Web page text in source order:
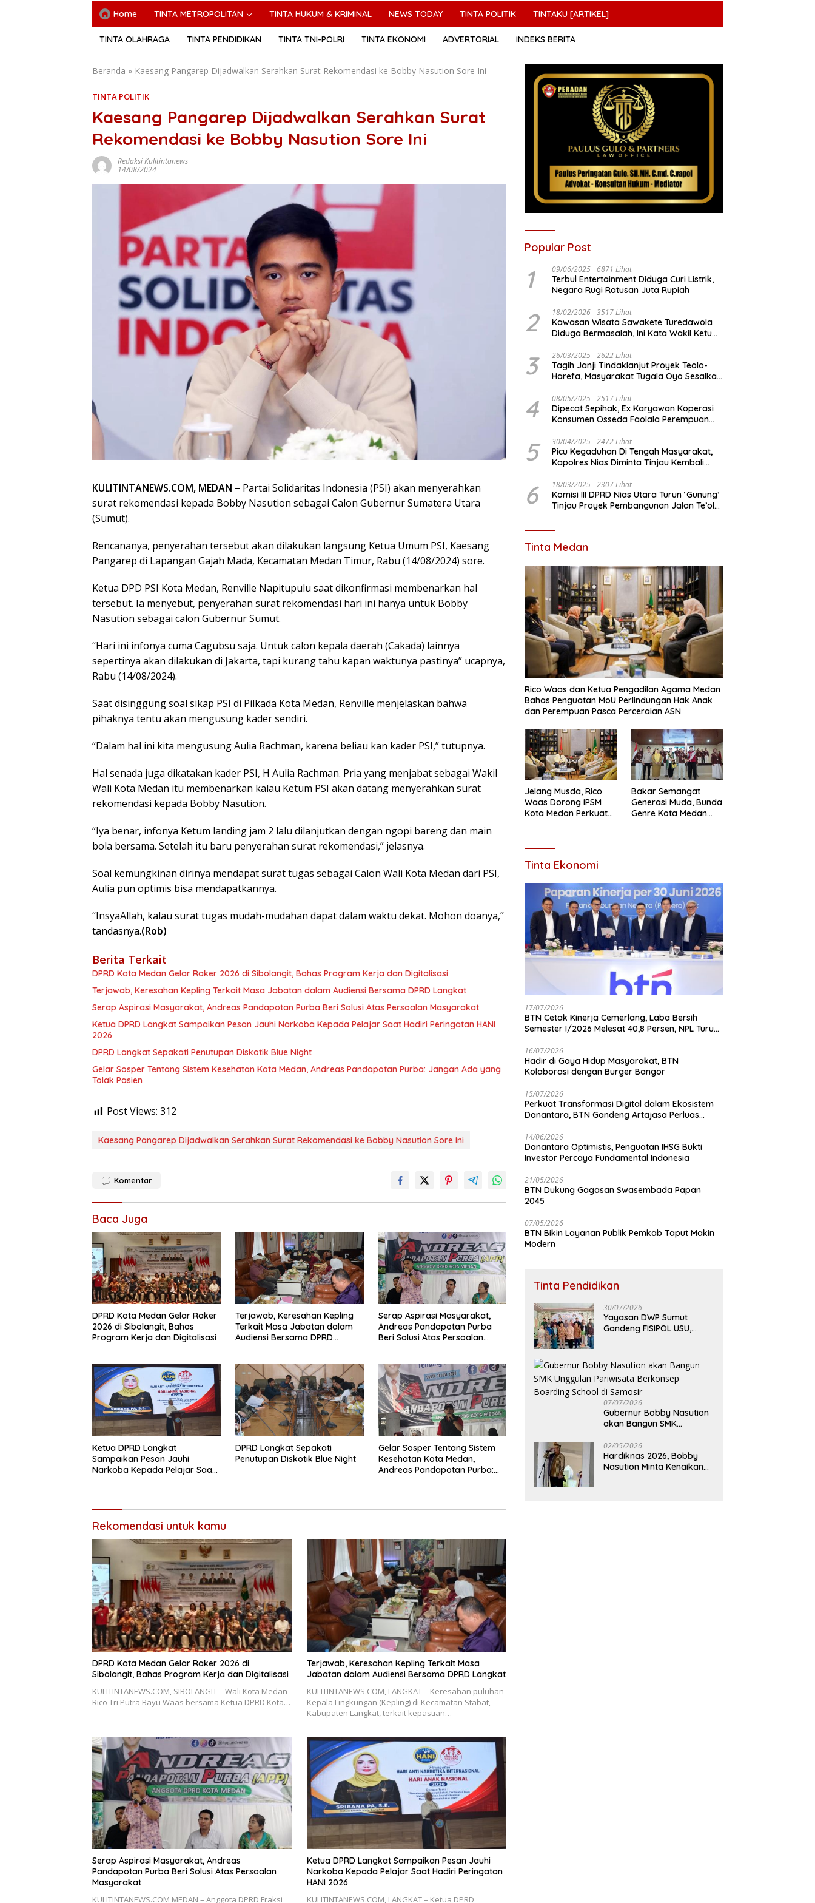
Home TINTA METROPOLITAN TINTA HUKUM & KRIMINAL NEWS TODAY TINTA POLITIK TINTAKU [ARTIKEL]
TINTA OLAHRAGA TINTA PENDIDIKAN TINTA TNI-POLRI TINTA EKONOMI ADVERTORIAL INDEKS BERITA
Beranda » Kaesang Pangarep Dijadwalkan Serahkan Surat Rekomendasi ke Bobby Nasution Sore Ini
TINTA POLITIK
Kaesang Pangarep Dijadwalkan Serahkan Surat
Rekomendasi ke Bobby Nasution Sore Ini
Redaksi Kulitintanews
14/08/2024
KULITINTANEWS.COM, MEDAN – Partai Solidaritas Indonesia (PSI) akan menyerahkan
surat rekomendasi kepada Bobby Nasution sebagai Calon Gubernur Sumatera Utara
(Sumut).
Rencananya, penyerahan tersebut akan dilakukan langsung Ketua Umum PSI, Kaesang
Pangarep di Lapangan Gajah Mada, Kecamatan Medan Timur, Rabu (14/08/2024) sore.
Ketua DPD PSI Kota Medan, Renville Napitupulu saat dikonfirmasi membenarkan hal
tersebut. Ia menyebut, penyerahan surat rekomendasi hari ini hanya untuk Bobby
Nasution sebagai calon Gubernur Sumut.
“Hari ini infonya cuma Cagubsu saja. Untuk calon kepala daerah (Cakada) lainnya
sepertinya akan dilakukan di Jakarta, tapi kurang tahu kapan waktunya pastinya” ucapnya,
Rabu (14/08/2024).
Saat disinggung soal sikap PSI di Pilkada Kota Medan, Renville menjelaskan bahwa
pihaknya tentu akan mengusung kader sendiri.
“Dalam hal ini kita mengusung Aulia Rachman, karena beliau kan kader PSI,” tutupnya.
Hal senada juga dikatakan kader PSI, H Aulia Rachman. Pria yang menjabat sebagai Wakil
Wali Kota Medan itu membenarkan kalau Ketum PSI akan datang menyerahkan surat
rekomendasi kepada Bobby Nasution.
“Iya benar, infonya Ketum landing jam 2 lalu dilanjutkan dengan ngopi bareng dan main
bola bersama. Setelah itu baru penyerahan surat rekomendasi,” jelasnya.
Soal kemungkinan dirinya mendapat surat tugas sebagai Calon Wali Kota Medan dari PSI,
Aulia pun optimis bisa mendapatkannya.
“InsyaAllah, kalau surat tugas mudah-mudahan dapat dalam waktu dekat. Mohon doanya,”
tandasnya.(Rob)
Berita Terkait
DPRD Kota Medan Gelar Raker 2026 di Sibolangit, Bahas Program Kerja dan Digitalisasi
Terjawab, Keresahan Kepling Terkait Masa Jabatan dalam Audiensi Bersama DPRD Langkat
Serap Aspirasi Masyarakat, Andreas Pandapotan Purba Beri Solusi Atas Persoalan Masyarakat
Ketua DPRD Langkat Sampaikan Pesan Jauhi Narkoba Kepada Pelajar Saat Hadiri Peringatan HANI
2026
DPRD Langkat Sepakati Penutupan Diskotik Blue Night
Gelar Sosper Tentang Sistem Kesehatan Kota Medan, Andreas Pandapotan Purba: Jangan Ada yang
Tolak Pasien
Post Views: 312
Kaesang Pangarep Dijadwalkan Serahkan Surat Rekomendasi ke Bobby Nasution Sore Ini
Komentar
Baca Juga
DPRD Kota Medan Gelar Raker
2026 di Sibolangit, Bahas
Program Kerja dan Digitalisasi
Terjawab, Keresahan Kepling
Terkait Masa Jabatan dalam
Audiensi Bersama DPRD
Serap Aspirasi Masyarakat,
Andreas Pandapotan Purba
Beri Solusi Atas Persoalan
Ketua DPRD Langkat
Sampaikan Pesan Jauhi
Narkoba Kepada Pelajar Saat
DPRD Langkat Sepakati
Penutupan Diskotik Blue Night
Gelar Sosper Tentang Sistem
Kesehatan Kota Medan,
Andreas Pandapotan Purba:
Rekomendasi untuk kamu
DPRD Kota Medan Gelar Raker 2026 di
Sibolangit, Bahas Program Kerja dan Digitalisasi
KULITINTANEWS.COM, SIBOLANGIT – Wali Kota Medan
Rico Tri Putra Bayu Waas bersama Ketua DPRD Kota…
Terjawab, Keresahan Kepling Terkait Masa
Jabatan dalam Audiensi Bersama DPRD Langkat
KULITINTANEWS.COM, LANGKAT – Keresahan puluhan
Kepala Lingkungan (Kepling) di Kecamatan Stabat,
Kabupaten Langkat, terkait kepastian…
Serap Aspirasi Masyarakat, Andreas
Pandapotan Purba Beri Solusi Atas Persoalan
Masyarakat
KULITINTANEWS.COM MEDAN – Anggota DPRD Fraksi
Ketua DPRD Langkat Sampaikan Pesan Jauhi
Narkoba Kepada Pelajar Saat Hadiri Peringatan
HANI 2026
KULITINTANEWS.COM, LANGKAT – Ketua DPRD
Popular Post
1 09/06/2025 6871 Lihat
Terbul Entertainment Diduga Curi Listrik,
Negara Rugi Ratusan Juta Rupiah
2 18/02/2026 3517 Lihat
Kawasan Wisata Sawakete Turedawola
Diduga Bermasalah, Ini Kata Wakil Ketua
3 26/03/2025 2622 Lihat
Tagih Janji Tindaklanjut Proyek Teolo-
Harefa, Masyarakat Tugala Oyo Sesalkan
Utara
4 08/05/2025 2517 Lihat
Dipecat Sepihak, Ex Karyawan Koperasi
Konsumen Osseda Faolala Perempuan
5 30/04/2025 2472 Lihat
Picu Kegaduhan Di Tengah Masyarakat,
Kapolres Nias Diminta Tinjau Kembali
6 18/03/2025 2307 Lihat
Komisi III DPRD Nias Utara Turun ‘Gunung’
Tinjau Proyek Pembangunan Jalan Te’olo
Tinta Medan
Rico Waas dan Ketua Pengadilan Agama Medan
Bahas Penguatan MoU Perlindungan Hak Anak
dan Perempuan Pasca Perceraian ASN
Jelang Musda, Rico
Waas Dorong IPSM
Kota Medan Perkuat
Bakar Semangat
Generasi Muda, Bunda
Genre Kota Medan
Tinta Ekonomi
17/07/2026
BTN Cetak Kinerja Cemerlang, Laba Bersih
Semester I/2026 Melesat 40,8 Persen, NPL Turun
16/07/2026
Hadir di Gaya Hidup Masyarakat, BTN
Kolaborasi dengan Burger Bangor
15/07/2026
Perkuat Transformasi Digital dalam Ekosistem
Danantara, BTN Gandeng Artajasa Perluas
14/06/2026
Danantara Optimistis, Penguatan IHSG Bukti
Investor Percaya Fundamental Indonesia
21/05/2026
BTN Dukung Gagasan Swasembada Papan
2045
07/05/2026
BTN Bikin Layanan Publik Pemkab Taput Makin
Modern
Tinta Pendidikan
30/07/2026
Yayasan DWP Sumut
Gandeng FISIPOL USU,
Pendidikan
07/07/2026
Gubernur Bobby Nasution
akan Bangun SMK
Berkonsep Boarding
School di Samosir
02/05/2026
Hardiknas 2026, Bobby
Nasution Minta Kenaikan